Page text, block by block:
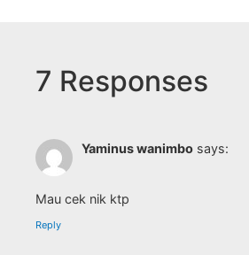
7 Responses
Yaminus wanimbo says:
Mau cek nik ktp
Reply